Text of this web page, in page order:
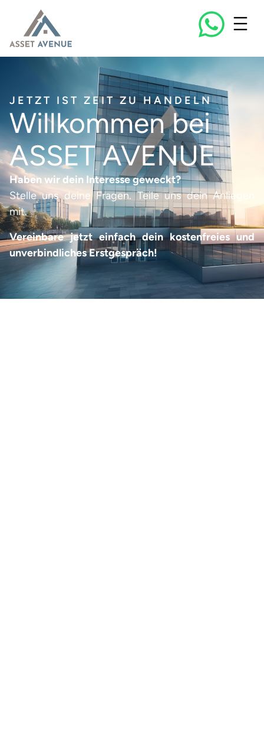
JETZT IST ZEIT ZU HANDELN
Willkommen bei
ASSET AVENUE
Haben wir dein Interesse geweckt?
Stelle uns deine Fragen. Teile uns dein Anliegen
mit.
Vereinbare jetzt einfach dein kostenfreies und
unverbindliches Erstgespräch!